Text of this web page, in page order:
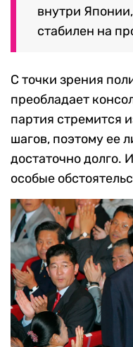
внутри
стабилен на
С точки зрения
преобладает
партия стремится
шагов, поэтому ее
достаточно долго.
особые